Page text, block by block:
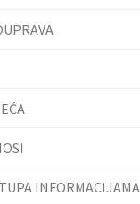
INFORMACIJAMA